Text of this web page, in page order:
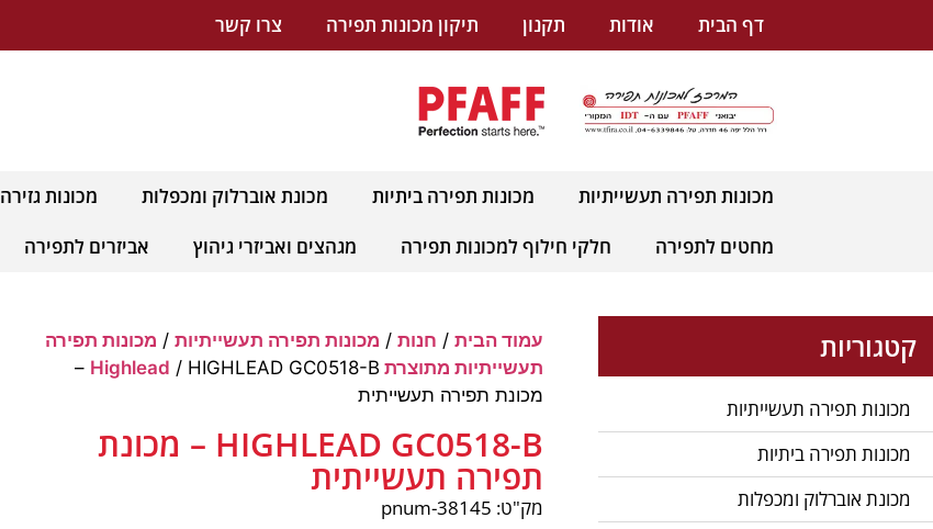
דף הבית אודות תקנון תיקון מכונות תפירה צרו קשר
מכונות תפירה תעשייתיות מכונות תפירה ביתיות מכונת אוברלוק ומכפלות מכונות גזירה
מחטים לתפירה
חלקי חילוף למכונות תפירה מגהצים ואביזרי גיהוץ אביזרים לתפירה
קטגוריות
מכונות תפירה תעשייתיות
מכונות תפירה ביתיות
מכונת אוברלוק ומכפלות
עמוד הבית/ חנות/ מכונות תפירה תעשייתיות/ מכונות תפירה
תעשייתיות מתוצרת Highlead
/ HIGHLEAD GC0518-B –
מכונת תפירה תעשייתית
HIGHLEAD GC0518-B – מכונת
תפירה תעשייתית
מק"ט: pnum-38145